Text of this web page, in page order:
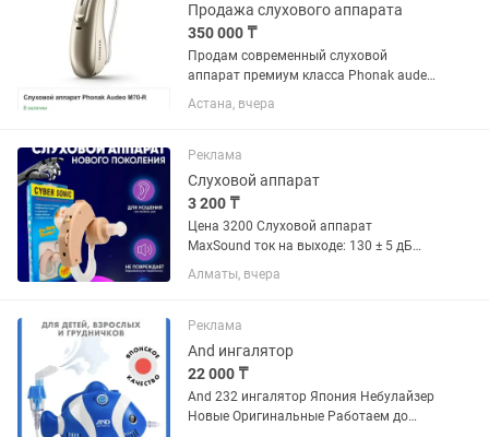
Продажа слухового аппарата
350 000 ₸
Продам современный слуховой
аппарат премиум класса Phonak audeo
P70-R на правую сторону. Куплен в
апреле прошлого года за 980 000 тенге
устройством. Чеки все сохранились....
Астана, вчера
Реклама
Слуховой аппарат
3 200 ₸
Цена 3200 Слуховой аппарат
MaxSound ток на выходе: 130 ± 5 дБ
MaxSound коэффициент усиления
антенны: 55 ± 5 дБ Искажение
Гц) Диапазон частот: 300-4500 Гц
Входной...
Алматы, вчера
Реклама
And ингалятор
22 000 ₸
And 232 ингалятор Япония Небулайзер
Новые Оригинальные Работаем до